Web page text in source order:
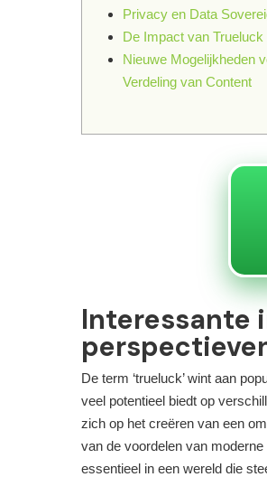
Privacy en Data
De Impact van
Nieuwe Mogelijkheden
Verdeling van Content
Interessante
De term ‘trueluck’ wint aan
veel potentieel biedt op
zich op het creëren van een
van de voordelen van
essentieel in een wereld die